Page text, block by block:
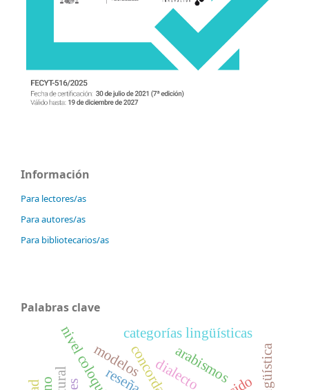
Información
Para lectores/as
Para autores/as
Para bibliotecarios/as
Palabras clave
dialecto
nivel coloquial categorías lingüísticas
arabismos
reseña
modelos